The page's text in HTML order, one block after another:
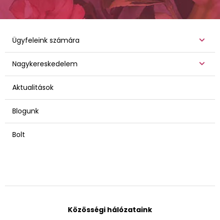
Ügyfeleink számára
Nagykereskedelem
Aktualitások
Blogunk
Bolt
Közösségi hálózataink